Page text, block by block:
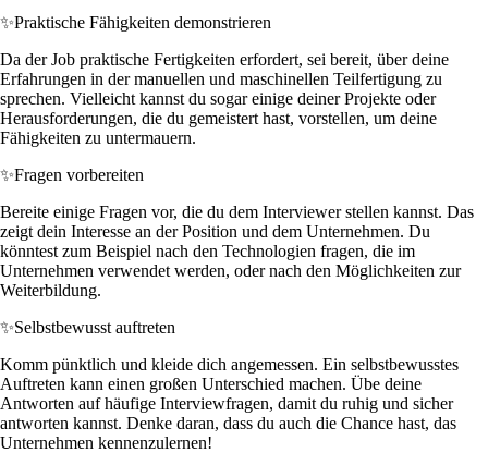
✨Praktische Fähigkeiten demonstrieren
Da der Job praktische Fertigkeiten erfordert, sei bereit, über deine
Erfahrungen in der manuellen und maschinellen Teilfertigung zu
sprechen. Vielleicht kannst du sogar einige deiner Projekte oder
Herausforderungen, die du gemeistert hast, vorstellen, um deine
Fähigkeiten zu untermauern.
✨Fragen vorbereiten
Bereite einige Fragen vor, die du dem Interviewer stellen kannst. Das
zeigt dein Interesse an der Position und dem Unternehmen. Du
könntest zum Beispiel nach den Technologien fragen, die im
Unternehmen verwendet werden, oder nach den Möglichkeiten zur
Weiterbildung.
✨Selbstbewusst auftreten
Komm pünktlich und kleide dich angemessen. Ein selbstbewusstes
Auftreten kann einen großen Unterschied machen. Übe deine
Antworten auf häufige Interviewfragen, damit du ruhig und sicher
antworten kannst. Denke daran, dass du auch die Chance hast, das
Unternehmen kennenzulernen!